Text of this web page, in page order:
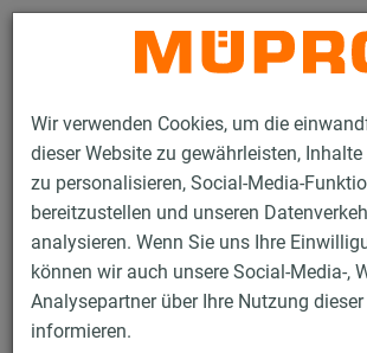
Wir verwenden Cookies, um die
dieser Website zu gewährleisten,
zu personalisieren, Social-Media-
bereitzustellen und unseren
analysieren. Wenn Sie uns Ihre
können wir auch unsere Social-Media-,
Analysepartner über Ihre Nutzung
informieren.
Produkte Befestigungstechnik
Feuerverzinkte
Feuerverzinkte Montageteile
Winkelhänger